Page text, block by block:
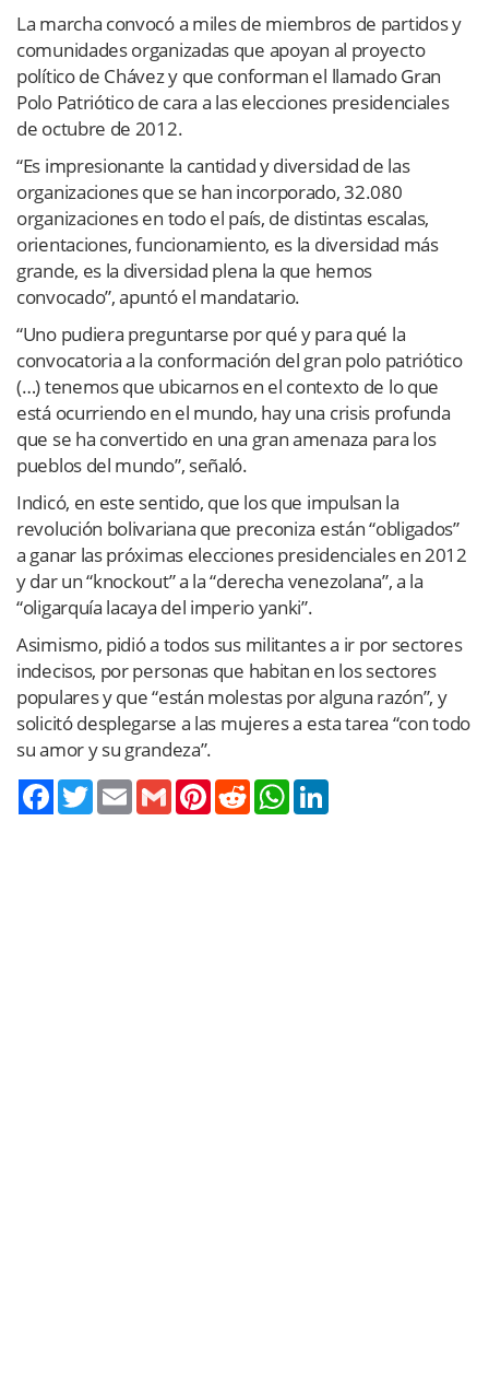
La marcha convocó a miles de miembros de partidos y
comunidades organizadas que apoyan al proyecto
político de Chávez y que conforman el llamado Gran
Polo Patriótico de cara a las elecciones presidenciales
de octubre de 2012.
“Es impresionante la cantidad y diversidad de las
organizaciones que se han incorporado, 32.080
organizaciones en todo el país, de distintas escalas,
orientaciones, funcionamiento, es la diversidad más
grande, es la diversidad plena la que hemos
convocado”, apuntó el mandatario.
“Uno pudiera preguntarse por qué y para qué la
convocatoria a la conformación del gran polo patriótico
(…) tenemos que ubicarnos en el contexto de lo que
está ocurriendo en el mundo, hay una crisis profunda
que se ha convertido en una gran amenaza para los
pueblos del mundo”, señaló.
Indicó, en este sentido, que los que impulsan la
revolución bolivariana que preconiza están “obligados”
a ganar las próximas elecciones presidenciales en 2012
y dar un “knockout” a la “derecha venezolana”, a la
“oligarquía lacaya del imperio yanki”.
Asimismo, pidió a todos sus militantes a ir por sectores
indecisos, por personas que habitan en los sectores
populares y que “están molestas por alguna razón”, y
solicitó desplegarse a las mujeres a esta tarea “con todo
su amor y su grandeza”.
TwitterEmail Gmail PinterestReddit WhatsApp